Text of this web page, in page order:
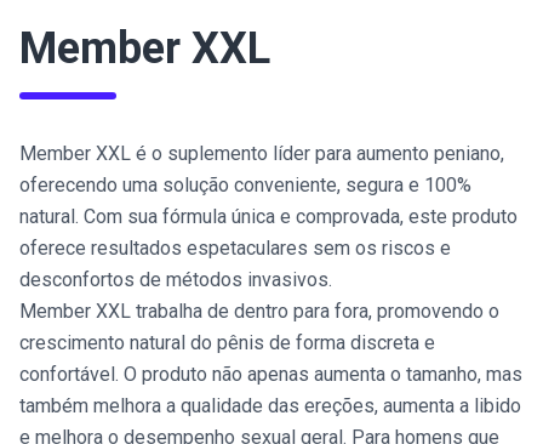
Member XXL
Member XXL é o suplemento líder para aumento peniano,
oferecendo uma solução conveniente, segura e 100%
natural. Com sua fórmula única e comprovada, este produto
oferece resultados espetaculares sem os riscos e
desconfortos de métodos invasivos.
Member XXL trabalha de dentro para fora, promovendo o
crescimento natural do pênis de forma discreta e
confortável. O produto não apenas aumenta o tamanho, mas
também melhora a qualidade das ereções, aumenta a libido
e melhora o desempenho sexual geral. Para homens que